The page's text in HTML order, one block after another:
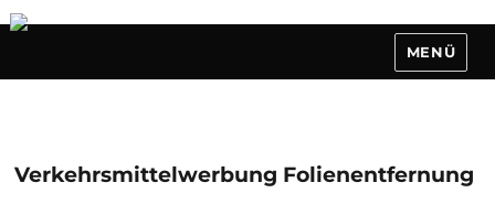
MENÜ
Verkehrsmittelwerbung Folienentfernung